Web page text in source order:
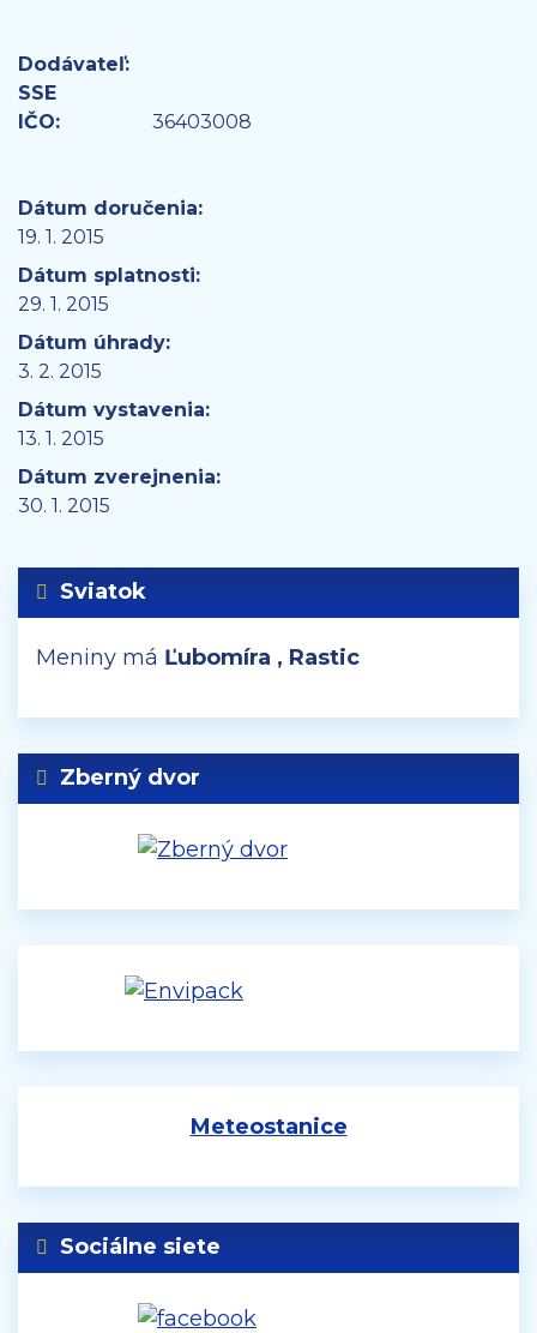
Dodávateľ:
SSE
IČO:
36403008
Dátum doručenia:
19. 1. 2015
Dátum splatnosti:
29. 1. 2015
Dátum úhrady:
3. 2. 2015
Dátum vystavenia:
13. 1. 2015
Dátum zverejnenia:
30. 1. 2015
Sviatok
Meniny má Ľubomíra , Rastic
Zberný dvor
Meteostanice
Sociálne siete